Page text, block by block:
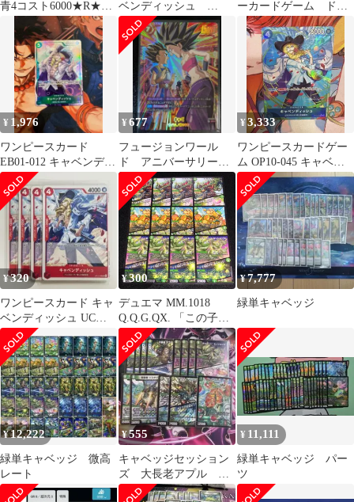
青4コスト6000★R★ワ
ンピースカード★王族
の血統
ベンディッシュ
OP10 ナミ OP11
EB03
ーカードゲーム ドラ
ゴンボールヒーロー
ズ 孫悟空 かめはめ
¥ 1,976
ワンピースカード
EB01-012 キャベンディ
ッシュ
¥677
フュージョンワール
ド アニバーサリー
キャベ パラレル
FB01-007
¥3,333
ワンピースカードゲー
ム OP10-045 キャベン
ディッシュ パラレル
¥320
ワンピースカード キャ
ベンディッシュ UC
OP15-006 ４枚セット
¥300
デュエマ MM.1018
Q.Q.G.QX. 「この子は
さわらせないわ!」 コ
レンココ・タンク ボン
ト・プラントボ キャベ
ッジ・セッションズ ソ
イルピンプ・キャベッ
ジ
¥7,777
緑単キャベッジ
¥12,222
緑単キャベッジ 微高
レート
¥555
キャベッジセッション
ズ 大長老アプル ジ
スタジオ
¥ 11,111
緑単キャベッジ パー
ツ